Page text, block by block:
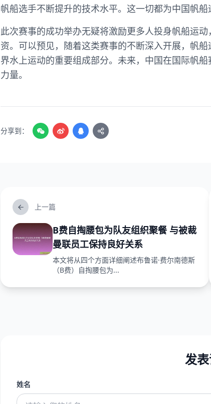
帆船选手不断提升的技术水平。这一切都为中国帆船
此次赛事的成功举办无疑将激励更多人投身帆船运
资。可以预见，随着这类赛事的不断深入开展，帆
界水上运动的重要组成部分。未来，中国在国际帆
力量。
分享到：
上一篇
B费自掏腰包为队友组织聚餐 与被裁
曼联员工保持良好关系
本文将从四个方面详细阐述布鲁诺·费尔南德斯
（B费）自掏腰包为...
发
姓名